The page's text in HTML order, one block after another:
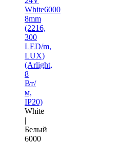
White6000
8mm
(2216,
300
LED/m,
LUX)
(Arlight,
8
Вт/
м,
IP20)
White
|
Белый
6000